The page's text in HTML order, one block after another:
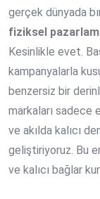
gerçek dünyada
fiziksel
Kesinlikle evet.
kampanyalarla
benzersiz bir
markaları sadece
ve akılda kalıcı
geliştiriyoruz. Bu
ve kalıcı bağlar